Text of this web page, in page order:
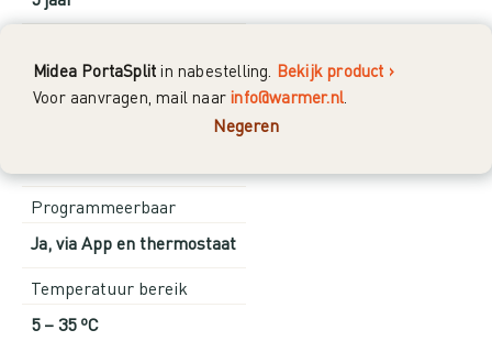
Midea PortaSplit in nabestelling. Bekijk product ›
Voor aanvragen, mail naarinfo@warmer.nl
Negeren
SALUS Smart Home
Programmeerbaar
Ja, via App en thermostaat
Temperatuur bereik
5 – 35 ºC